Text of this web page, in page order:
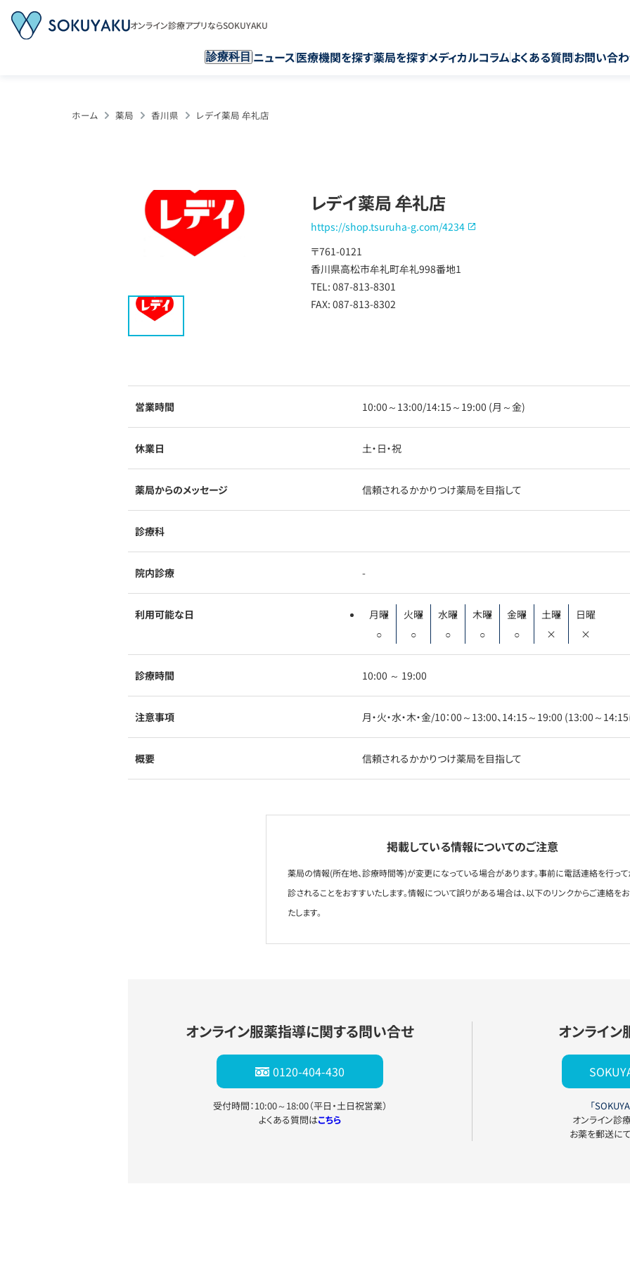
オンライン診療アプリならSOKUYAKU
診療科目 ニュース医療機関を探す薬局を探すメディカルコラムよくある質問お問い合
ホーム 薬局 香川県 レデイ薬局 牟礼店
レデイ薬局 牟礼店
https://shop.tsuruha-g.com/4234
〒761-0121
香川県高松市牟礼町牟礼998番地1
TEL: 087-813-8301
FAX: 087-813-8302
営業時間 10:00～13:00/14:15～19:00 (月～金)
休業日 土・日・祝
薬局からのメッセージ 信頼されるかかりつけ薬局を目指して
診療科
院内診療 -
利用可能な日
月曜
○
火曜
○
水曜
○
木曜
○
金曜
○
土曜
×
日曜
×
診療時間 10:00 ～ 19:00
注意事項 月・火・水・木・金/10：00～13:00、14:15～19:00 (13:00～14:15
概要 信頼されるかかりつけ薬局を目指して
掲載している情報についてのご注意
薬局の情報(所在地、診療時間等)が変更になっている場合があります。事前に電話連絡を行っ
診されることをおすすいたします。情報について誤りがある場合は、以下のリンクからご連絡を
たします。
オンライン服薬指導に関する問い合せ
0120-404-430
受付時間：10:00～18:00（平日・土日祝営業）
よくある質問はこちら
オンライ
「
オンライン診
お薬を郵送に